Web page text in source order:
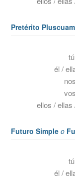
Pretérito
él /
ellos / ellas
Futuro Simple o
él /